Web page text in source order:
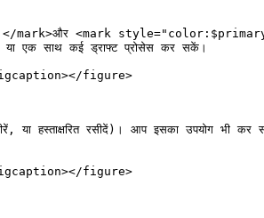
<mark
एक साथ कई ड्राफ्ट प्रोसेस कर सकें।
figure>
या हस्ताक्षरित रसीदें)। आप इसका उपयोग
figure>